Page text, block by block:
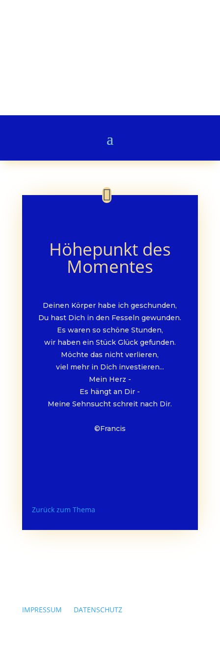
Höhepunkt des
Momentes
Deinen Körper habe ich geschunden,
Du hast Dich in den Fesseln gewunden.
Es waren so schöne Stunden,
wir haben ein Stück Glück gefunden.
Möchte das nicht verlieren,
viel mehr in Dich investieren...
Mein Herz -
Es hängt an Dir -
Meine Sehnsucht schreit nach Dir.
©Francis
Zurück zum Thema
IMPRESSUM DATENSCHUTZ